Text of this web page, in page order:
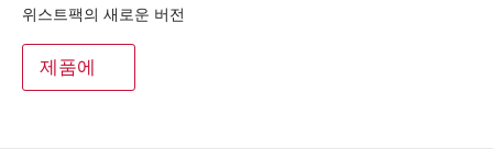
위스트팩의 새로운 버전
제품에